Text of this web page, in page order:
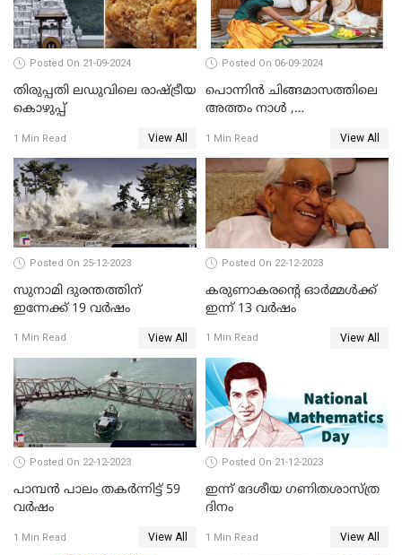
Posted On 21-09-2024
തിരുപ്പതി ലഡുവിലെ രാഷ്ട്രീയ
കൊഴുപ്പ്
1 Min Read View All
Posted On 06-09-2024
പൊന്നിന്‍ ചിങ്ങമാസത്തിലെ
അത്തം നാള്‍ ,
വരവേല്‍ക്കാനൊരുങ്ങി
മലയാളക്കര
1 Min Read View All
Posted On 25-12-2023
സുനാമി ദുരന്തത്തിന്
ഇന്നേക്ക് 19 വര്‍ഷം
1 Min Read View All
Posted On 22-12-2023
കരുണാകരന്റെ ഓര്‍മ്മള്‍ക്ക്
ഇന്ന് 13 വര്‍ഷം
1 Min Read View All
Posted On 22-12-2023
പാമ്പന്‍ പാലം തകര്‍ന്നിട്ട് 59
വര്‍ഷം
1 Min Read View All
Posted On 21-12-2023
ഇന്ന് ദേശീയ ഗണിതശാസ്ത്ര
ദിനം
1 Min Read View All